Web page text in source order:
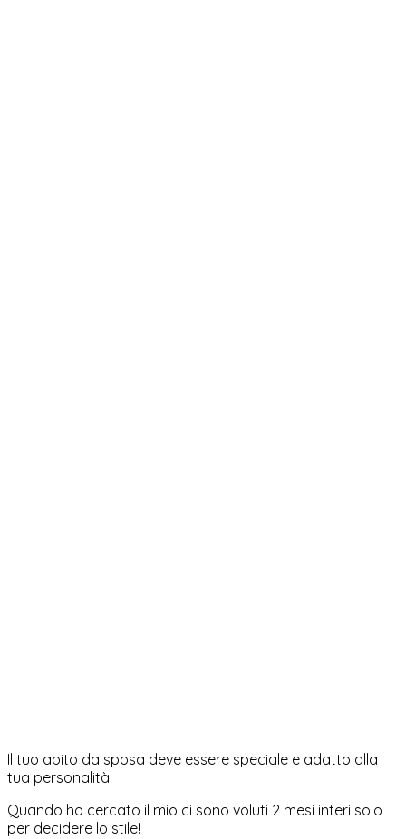
Il tuo abito da sposa deve essere speciale e adatto alla
tua personalità.
Quando ho cercato il mio ci sono voluti 2 mesi interi solo
per decidere lo stile!